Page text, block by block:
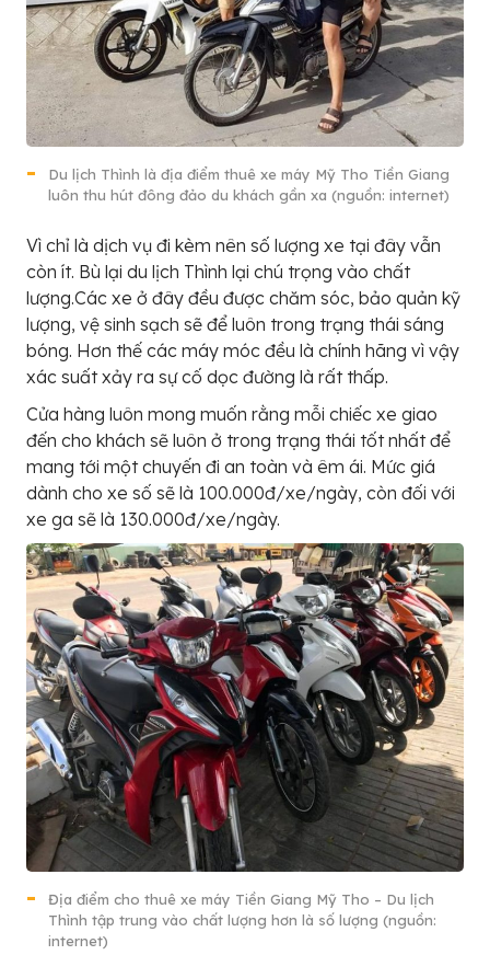
Du lịch Thình là địa điểm thuê xe máy Mỹ Tho Tiền Giang
luôn thu hút đông đảo du khách gần xa (nguồn: internet)
Vì chỉ là dịch vụ đi kèm nên số lượng xe tại đây vẫn
còn ít. Bù lại du lịch Thình lại chú trọng vào chất
lượng.Các xe ở đây đều được chăm sóc, bảo quản kỹ
lượng, vệ sinh sạch sẽ để luôn trong trạng thái sáng
bóng. Hơn thế các máy móc đều là chính hãng vì vậy
xác suất xảy ra sự cố dọc đường là rất thấp.
Cửa hàng luôn mong muốn rằng mỗi chiếc xe giao
đến cho khách sẽ luôn ở trong trạng thái tốt nhất để
mang tới một chuyến đi an toàn và êm ái. Mức giá
dành cho xe số sẽ là 100.000đ/xe/ngày, còn đối với
xe ga sẽ là 130.000đ/xe/ngày.
Địa điểm cho thuê xe máy Tiền Giang Mỹ Tho – Du lịch
Thình tập trung vào chất lượng hơn là số lượng (nguồn:
internet)